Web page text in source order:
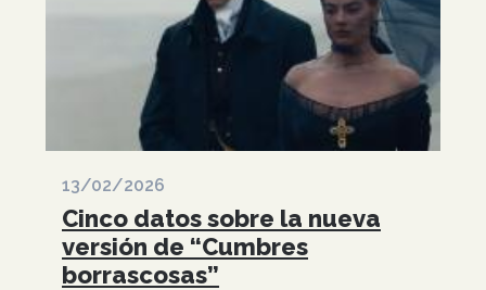
13/02/2026
Cinco datos sobre la nueva
versión de “Cumbres
borrascosas”